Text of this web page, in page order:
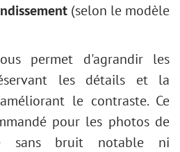
(selon le modèle
permet d'agrandir les
les détails et la
le contraste. Ce
pour les photos de
sans bruit notable ni